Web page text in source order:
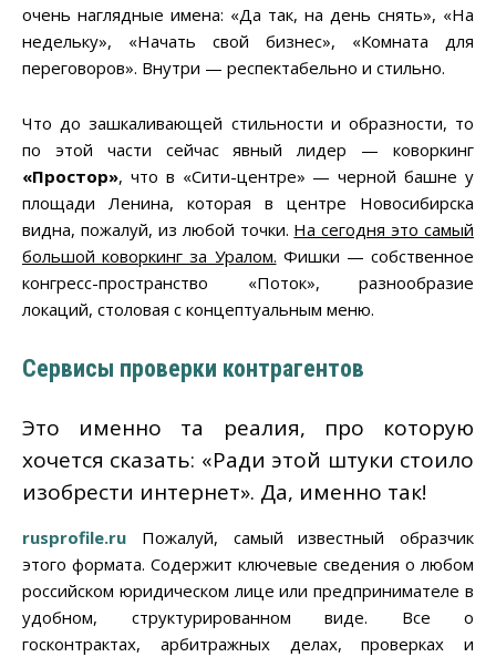
очень наглядные имена: «Да так, на день снять», «На
недельку», «Начать свой бизнес», «Комната для
переговоров». Внутри — респектабельно и стильно.
Что до зашкаливающей стильности и образности, то
по этой части сейчас явный лидер — коворкинг
«Простор», что в «Сити-центре» — черной башне у
площади Ленина, которая в центре Новосибирска
видна, пожалуй, из любой точки. На сегодня это самый
большой коворкинг за Уралом. Фишки — собственное
конгресс-пространство «Поток», разнообразие
локаций, столовая с концептуальным меню.
Сервисы проверки контрагентов
Это именно та реалия, про которую
хочется сказать: «Ради этой штуки стоило
изобрести интернет». Да, именно так!
rusprofile.ru Пожалуй, самый известный образчик
этого формата. Содержит ключевые сведения о любом
российском юридическом лице или предпринимателе в
удобном, структурированном виде. Все о
госконтрактах, арбитражных делах, проверках и